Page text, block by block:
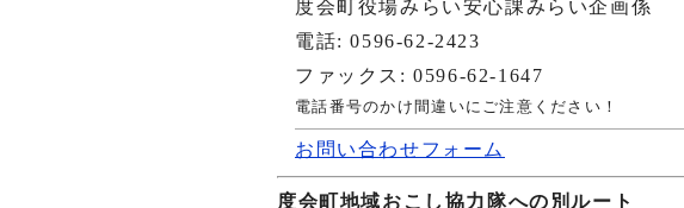
度会町役場みらい安心課みらい企画係
電話: 0596-62-2423
ファックス: 0596-62-1647
電話番号のかけ間違いにご注意ください！
お問い合わせフォーム
度会町地域おこし協力隊への別ルート